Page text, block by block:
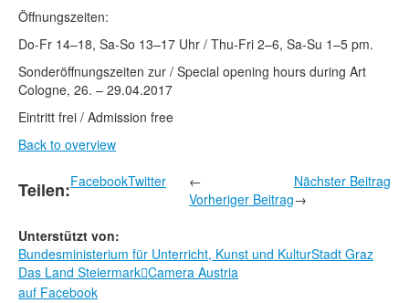
Öffnungszeiten:
Do-Fr 14–18, Sa-So 13–17 Uhr / Thu-Fri 2–6, Sa-Su 1–5 pm.
Sonderöffnungszeiten zur / Special opening hours during Art
Cologne, 26. – 29.04.2017
Eintritt frei / Admission free
Back to overview
Teilen:FacebookTwitter
←
Vorheriger Beitrag
Nächster Beitrag
→
Unterstützt von:
Bundesministerium für Unterricht, Kunst und KulturStadt Graz
Das Land SteiermarkCamera Austria
auf Facebook